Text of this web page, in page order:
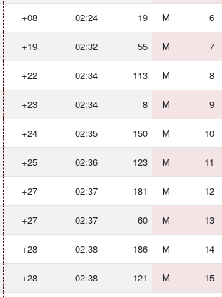
+08 02:24 19 M 6
+19 02:32 55 M 7
+22 02:34 113 M 8
+23 02:34 8 M 9
+24 02:35 150 M 10
+25 02:36 123 M 11
+27 02:37 181 M 12
+27 02:37 60 M 13
+28 02:38 186 M 14
+28 02:38 121 M 15